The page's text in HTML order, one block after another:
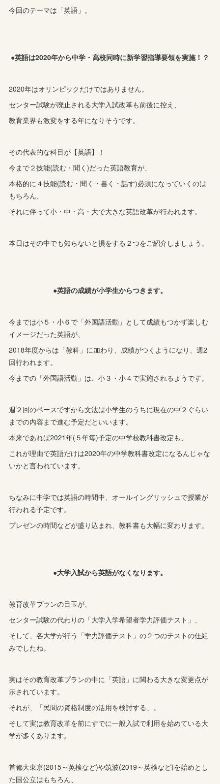
今回のテーマは「英語」。
●英語は2020年から中学・高校同時に新学習指導要領を実施！？
2020年はオリンピックだけではありません。
センター試験が廃止される大学入試改革も前後に控え、
教育業界も激変をする年になりそうです。
その代表的な科目が【英語】！
今まで２技能(読む・聞く)だった英語教育が、
本格的に４技能(読む・聞く・書く・話す)必須になっていくのは
もちろん、
それに伴って小・中・高・大で大きな英語改革が行われます。
本日はその中でも知らないと損をする２つをご紹介しましょう。
●英語の成績が小学生からつきます。
今までは小５・小６で「外国語活動」として成績もつかず楽しむ
イメージだった英語が、
2018年度からは「教科」に加わり、成績がつくようになり、週2
回行われます。
今までの「外国語活動」は、小３・小４で実施されるようです。
週２回のペースですから文法は小学生のうちに現在の中２ぐらい
までの内容まで進む予定だといいます。
本来であれば2021年(５年毎)予定の中学校教科書改定も、
これが理由で英語だけは2020年の中学教科書改定になるんじゃな
いかと言われています。
ちなみに中学では英語の時間中、オールイングリッシュで授業が
行われる予定です。
プレゼンの時間などが盛り込まれ、教科書も大幅に変わります。
●大学入試から英語がなくなります。
教育改革プランの目玉が、
センター試験の代わりの「大学入学希望者学力評価テスト」、
そして、各大学が行う「学力評価テスト」の２つのテストの仕組
みでしたね。
実はその教育改革プランの中に「英語」に関わる大きな変更点が
示されています。
それが、「民間の資格制度の活用を検討する」。
そして実は教育改革を前にすでに一般入試で利用を始めている大
学が多くあります。
首都大東京(2015～英検など)や筑波(2019～英検など)を始めとし
た国公立はもちろん、